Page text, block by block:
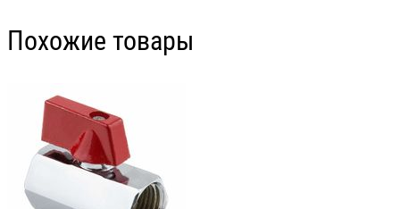
Похожие товары